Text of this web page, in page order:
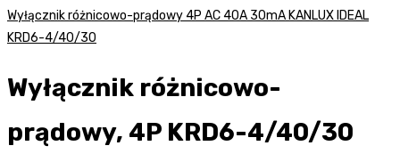
Wyłącznik różnicowo-prądowy 4P AC 40A 30mA KANLUX IDEAL
KRD6-4/40/30
Wyłącznik różnicowo-
prądowy, 4P KRD6-4/40/30